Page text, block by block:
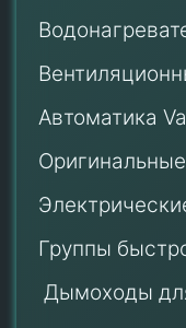
Автоматика
Группы
Дымоходы